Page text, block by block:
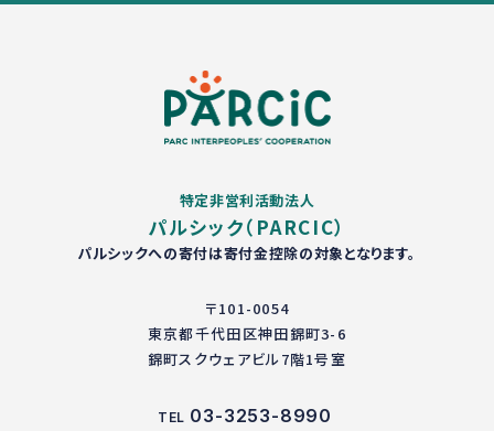
特定非営利活動法人
パルシック（PARCIC）
パルシックへの寄付は寄付金控除の対象となります。
〒101-0054
東京都千代田区神田錦町3-6
錦町スクウェアビル7階1号室
TEL 03-3253-8990